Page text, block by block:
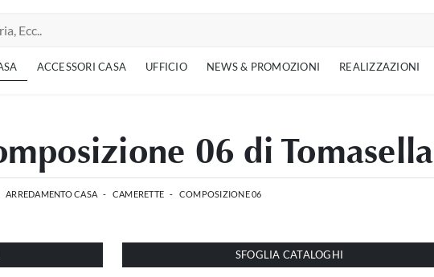
ACCESSORI CASA UFFICIO NEWS & PROMOZIONI REALIZZAZIONI
06 di Tomasella
ARREDAMENTO CASA - CAMERETTE - COMPOSIZIONE 06
SFOGLIA CATALOGHI